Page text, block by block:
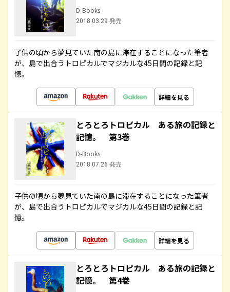
D-Books
2018.03.29 発売
子供の頃から夢見ていた南の島に滞在することになった筆者
が、島で出合うトロピカルでマジカルな45日間の記録と記
憶。
詳細を見る
とろとろトロピカル ある旅の記録と
記憶。 第3巻
D-Books
2018.07.26 発売
子供の頃から夢見ていた南の島に滞在することになった筆者
が、島で出合うトロピカルでマジカルな45日間の記録と記
憶。
詳細を見る
とろとろトロピカル ある旅の記録と
記憶。 第4巻